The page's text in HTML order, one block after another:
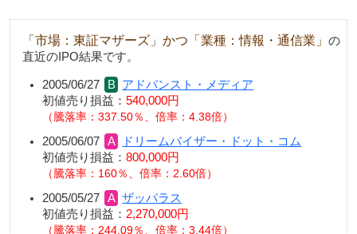
「市場：東証マザーズ」かつ「業種：情報・通信業」 の
直近のIPO結果です。
2005/06/27
アドバンスト・メディア
初値売り損益： 540,000円
騰落率：337.50％、倍率：4.38倍
2005/06/07
ドリームバイザー・ドット・コム
初値売り損益： 800,000円
騰落率：160％、倍率：2.60倍
2005/05/27
ザッパラス
初値売り損益： 2,270,000円
騰落率：244.09％、倍率：3.44倍